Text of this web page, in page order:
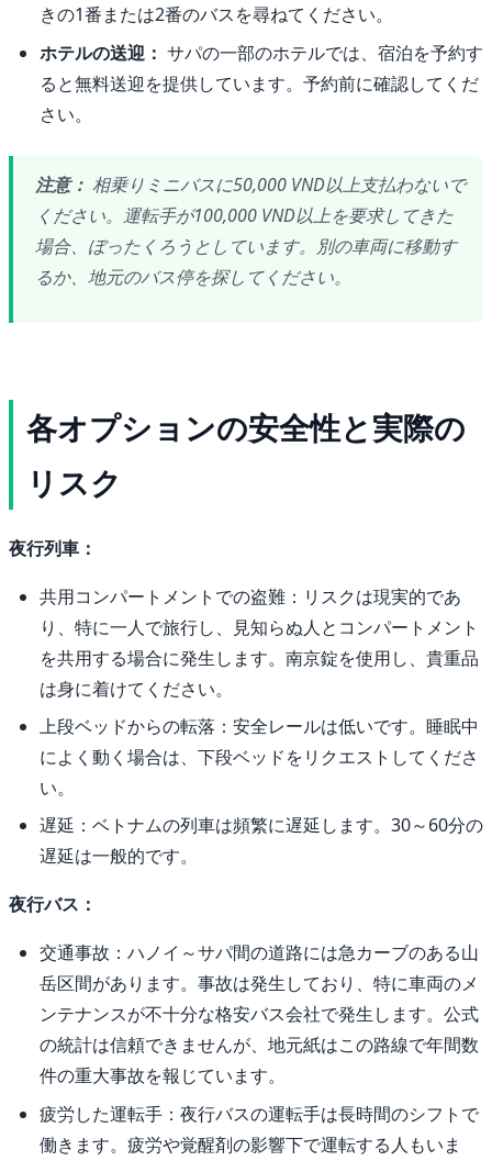
きの1番または2番のバスを尋ねてください。
ホテルの送迎： サパの一部のホテルでは、宿泊を予約す
ると無料送迎を提供しています。予約前に確認してくだ
さい。
注意： 相乗りミニバスに50,000 VND以上支払わないで
ください。運転手が100,000 VND以上を要求してきた
場合、ぼったくろうとしています。別の車両に移動す
るか、地元のバス停を探してください。
各オプションの安全性と実際の
リスク
夜行列車：
共用コンパートメントでの盗難：リスクは現実的であ
り、特に一人で旅行し、見知らぬ人とコンパートメント
を共用する場合に発生します。南京錠を使用し、貴重品
は身に着けてください。
上段ベッドからの転落：安全レールは低いです。睡眠中
によく動く場合は、下段ベッドをリクエストしてくださ
い。
遅延：ベトナムの列車は頻繁に遅延します。30～60分の
遅延は一般的です。
夜行バス：
交通事故：ハノイ～サパ間の道路には急カーブのある山
岳区間があります。事故は発生しており、特に車両のメ
ンテナンスが不十分な格安バス会社で発生します。公式
の統計は信頼できませんが、地元紙はこの路線で年間数
件の重大事故を報じています。
疲労した運転手：夜行バスの運転手は長時間のシフトで
働きます。疲労や覚醒剤の影響下で運転する人もいま